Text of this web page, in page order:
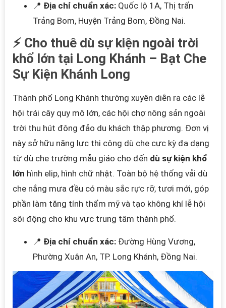
📍 Địa chỉ chuẩn xác: Quốc lộ 1A, Thị trấn
Trảng Bom, Huyện Trảng Bom, Đồng Nai.
⚡ Cho thuê dù sự kiện ngoài trời
khổ lớn tại Long Khánh – Bạt Che
Sự Kiện Khánh Long
Thành phố Long Khánh thường xuyên diễn ra các lễ
hội trái cây quy mô lớn, các hội chợ nông sản ngoài
trời thu hút đông đảo du khách thập phương. Đơn vị
này sở hữu năng lực thi công dù che cực kỳ đa dạng
từ dù che trường mẫu giáo cho đến dù sự kiện khổ
lớn hình elip, hình chữ nhật. Toàn bộ hệ thống vải dù
che nắng mưa đều có màu sắc rực rỡ, tươi mới, góp
phần làm tăng tính thẩm mỹ và tạo không khí lễ hội
sôi động cho khu vực trung tâm thành phố.
📍 Địa chỉ chuẩn xác: Đường Hùng Vương,
Phường Xuân An, TP. Long Khánh, Đồng Nai.